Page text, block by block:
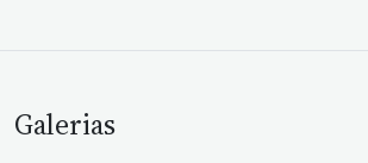
Galerias